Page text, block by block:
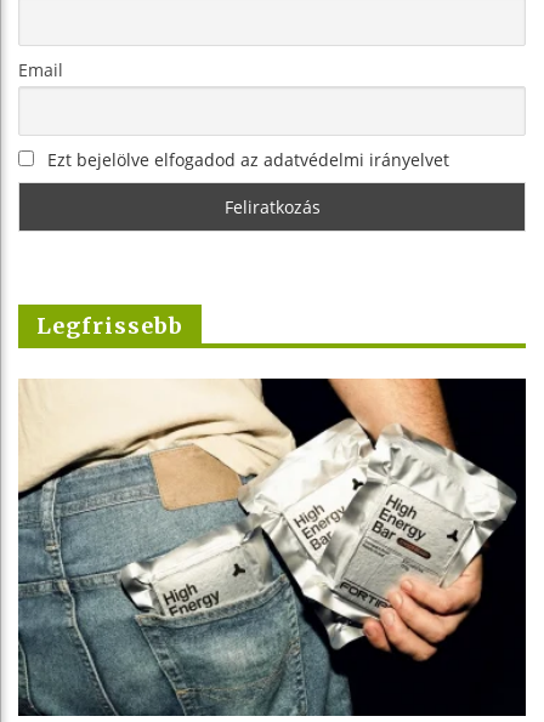
Email
Ezt bejelölve elfogadod az adatvédelmi irányelvet
Legfrissebb